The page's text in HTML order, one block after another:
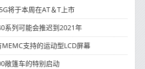
将于本周在AT＆T上市
系列可能会推迟到2021年
支持的运动型LCD屏幕
敞篷车的特别启动